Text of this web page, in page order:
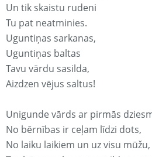
Un tik skaistu rudeni
Tu pat neatminies.
Uguntiņas sarkanas,
Uguntiņas baltas
Tavu vārdu sasilda,
Aizdzen vējus saltus!
Unigunde vārds ar pirmās
No bērnības ir ceļam līdzi dots,
No laiku laikiem un uz visu mūžu,